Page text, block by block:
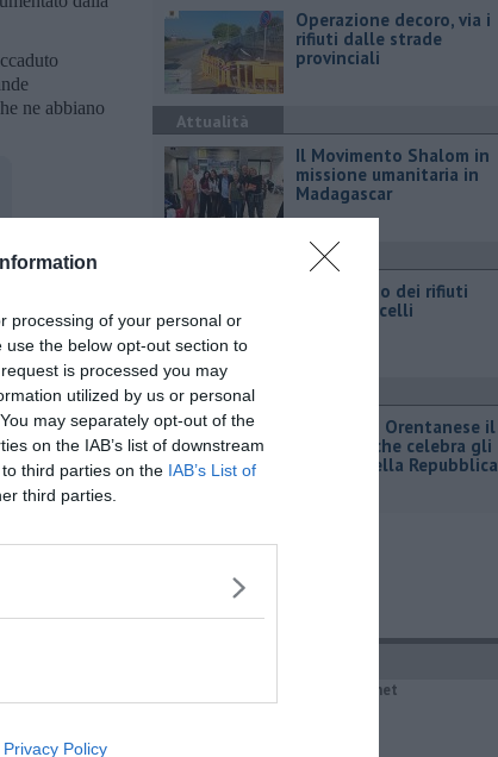
processing of your personal or
the below opt-out section to
is processed you may
utilized by us or personal
may separately opt-out of the
on the IAB’s list of downstream
third parties on the IAB’s List of
third parties.
Privacy Policy
ne abbiano
Operazione decoro, via i
rifiuti dalle strade
provinciali
Attualità
Il Movimento Shalom in
missione umanitaria in
Madagascar
Abbandono dei rifiuti
agli ex Macelli
Attualità
All'Agosto Orentanese il
Dolcione che celebra gli
80 anni della Repubblica
IL NETWORK QuiNews.net